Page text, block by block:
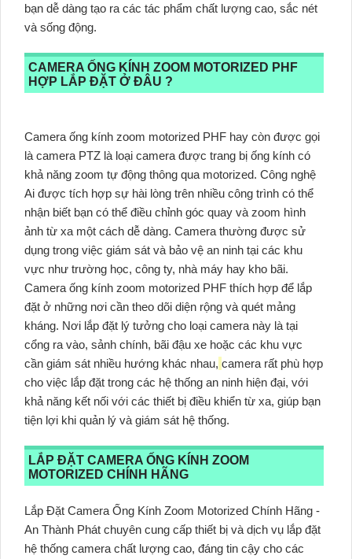
bạn dễ dàng tạo ra các tác phẩm chất lượng cao, sắc nét
và sống động.
CAMERA ỐNG KÍNH ZOOM MOTORIZED PHF
HỢP LẮP ĐẶT Ở ĐÂU ?
Camera ống kính zoom motorized PHF hay còn được gọi
là camera PTZ là loại camera được trang bị ống kính có
khả năng zoom tự động thông qua motorized. Công nghệ
Ai được tích hợp sự hài lòng trên nhiều công trình có thể
nhận biết bạn có thể điều chỉnh góc quay và zoom hình
ảnh từ xa một cách dễ dàng. Camera thường được sử
dụng trong việc giám sát và bảo vệ an ninh tại các khu
vực như trường học, công ty, nhà máy hay kho bãi.
Camera ống kính zoom motorized PHF thích hợp để lắp
đặt ở những nơi cần theo dõi diện rộng và quét mảng
kháng. Nơi lắp đặt lý tưởng cho loại camera này là tại
cổng ra vào, sảnh chính, bãi đậu xe hoặc các khu vực
cần giám sát nhiều hướng khác nhau, camera rất phù hợp
cho việc lắp đặt trong các hệ thống an ninh hiện đại, với
khả năng kết nối với các thiết bị điều khiển từ xa, giúp bạn
tiện lợi khi quản lý và giám sát hệ thống.
LẮP ĐẶT CAMERA ỐNG KÍNH ZOOM
MOTORIZED CHÍNH HÃNG
Lắp Đặt Camera Ống Kính Zoom Motorized Chính Hãng -
An Thành Phát chuyên cung cấp thiết bị và dịch vụ lắp đặt
hệ thống camera chất lượng cao, đáng tin cậy cho các